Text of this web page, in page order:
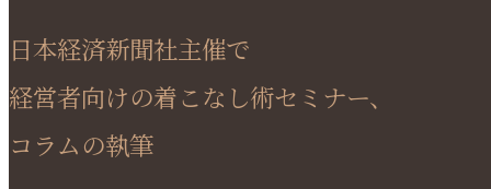
日本経済新聞社主催で
経営者向けの着こなし術セミナー、
コラムの執筆